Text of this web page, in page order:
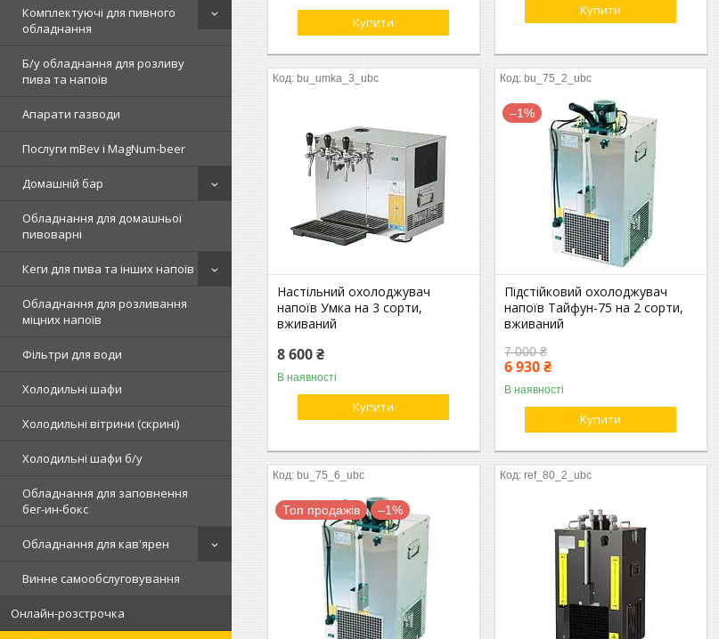
Комплектуючі для пивного
обладнання
Б/у обладнання для розливу
пива та напоїв
Апарати газводи
Послуги mBev і MagNum-beer
Домашній бар
Обладнання для домашньої
пивоварні
Кеги для пива та інших напоїв
Обладнання для розливання
міцних напоїв
Фільтри для води
Холодильні шафи
Холодильні вітрини (скрині)
Холодильні шафи б/у
Обладнання для заповнення
бег-ин-бокс
Обладнання для кав'ярен
Винне самообслуговування
Онлайн-розстрочка
Купити
Купити
bu_umka_3_ubc
Настільний охолоджувач
напоїв Умка на 3 сорти,
вживаний
8 600 ₴
В наявності
Купити
bu_75_2_ubc
–1%
Підстійковий охолоджувач
напоїв Тайфун-75 на 2 сорти,
вживаний
7 000 ₴
6 930 ₴
В наявності
Купити
bu_75_6_ubc
Топ продажів –1%
ref_80_2_ubc